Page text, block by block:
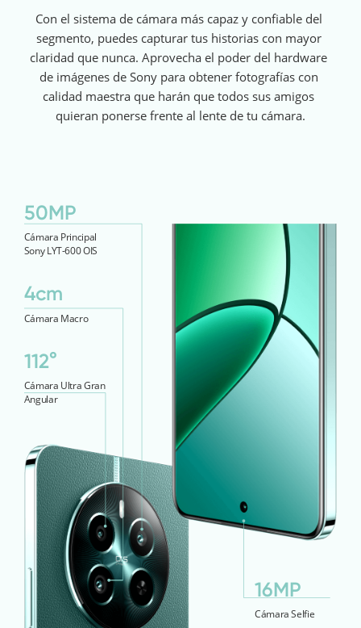
Con el sistema de cámara más capaz y confiable del
segmento, puedes capturar tus historias con mayor
claridad que nunca. Aprovecha el poder del hardware
de imágenes de Sony para obtener fotografías con
calidad maestra que harán que todos sus amigos
quieran ponerse frente al lente de tu cámara.
50MP
Cámara Principal
Sony LYT-600 OIS
4cm
Cámara Macro
112°
Cámara Ultra Gran
Angular
16MP
Cámara Selfie